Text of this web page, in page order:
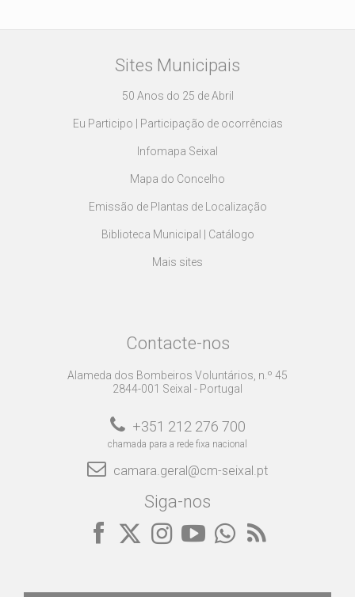
Sites Municipais
50 Anos do 25 de Abril
Eu Participo | Participação de ocorrências
Infomapa Seixal
Mapa do Concelho
Emissão de Plantas de Localização
Biblioteca Municipal | Catálogo
Mais sites
Contacte-nos
Alameda dos Bombeiros Voluntários, n.º 45
2844-001 Seixal - Portugal
+351 212 276 700
chamada para a rede fixa nacional
camara.geral@cm-seixal.pt
Siga-nos